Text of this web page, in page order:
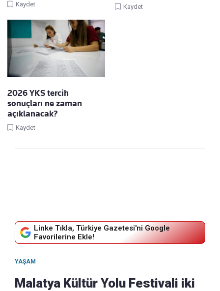
Kaydet Kaydet
2026 YKS tercih
sonuçları ne zaman
açıklanacak?
Kaydet
Linke Tıkla, Türkiye Gazetesi'ni Google
Favorilerine Ekle!
YAŞAM
Malatya Kültür Yolu Festivali iki